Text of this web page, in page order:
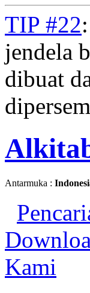
TIP #22
jendela
dibuat
Antarmuka :
Kami